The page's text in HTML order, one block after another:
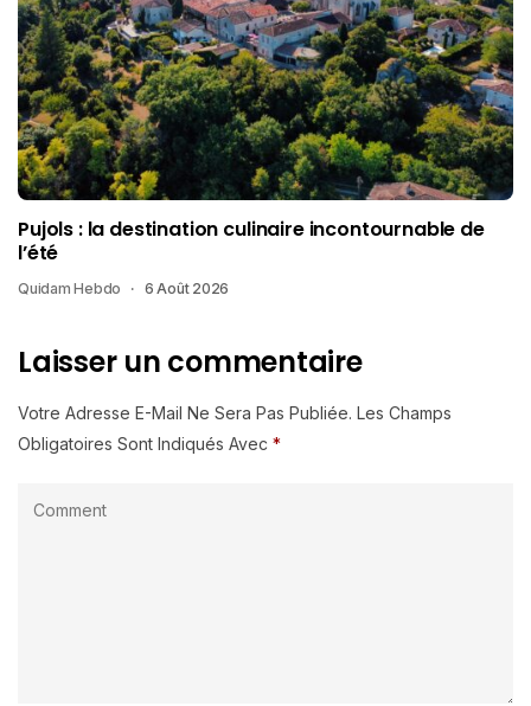
Pujols : la destination culinaire incontournable de
l’été
Quidam Hebdo 6 Août 2026
Laisser un commentaire
Votre Adresse E-Mail Ne Sera Pas Publiée. Les Champs
Obligatoires Sont Indiqués Avec *